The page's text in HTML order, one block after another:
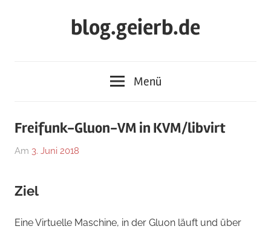
blog.geierb.de
Menü
Freifunk-Gluon-VM in KVM/libvirt
Am 3. Juni 2018
Ziel
Eine Virtuelle Maschine, in der Gluon läuft und über